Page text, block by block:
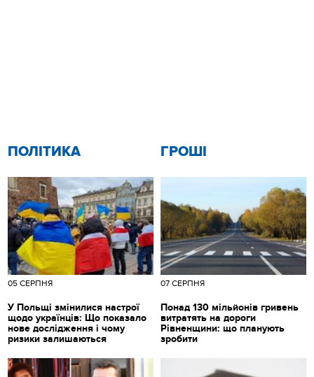
ПОЛІТИКА
05 СЕРПНЯ
У Польщі змінилися настрої
щодо українців: Що показало
нове дослідження і чому
ризики залишаються
ГРОШІ
07 СЕРПНЯ
Понад 130 мільйонів гривень
витратять на дороги
Рівненщини: що планують
зробити